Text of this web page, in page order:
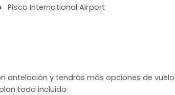
Pisco International Airport
antelación y tendrás más opciones de
todo incluido